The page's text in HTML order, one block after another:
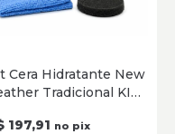
ADICIONAR
Cera Hidratante New
Tradicional KIT
197,91 no pix